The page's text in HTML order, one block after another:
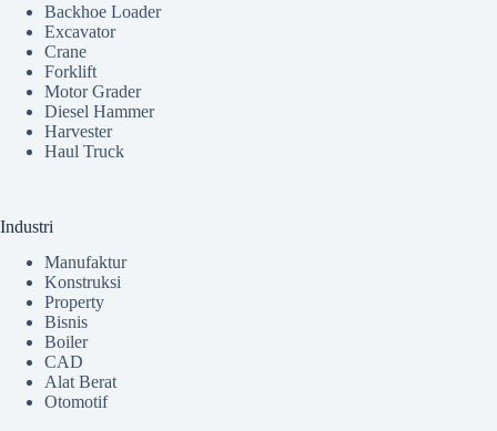
Backhoe Loader
Excavator
Crane
Forklift
Motor Grader
Diesel Hammer
Harvester
Haul Truck
Industri
Manufaktur
Konstruksi
Property
Bisnis
Boiler
CAD
Alat Berat
Otomotif